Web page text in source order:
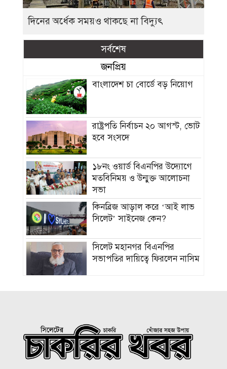
দিনের অর্ধেক সময়ও থাকছে না বিদ্যুৎ
সর্বশেষ
জনপ্রিয়
বাংলাদেশ চা বোর্ডে বড় নিয়োগ
রাষ্ট্রপতি নির্বাচন ২০ আগস্ট, ভোট
হবে সংসদে
১৮নং ওয়ার্ড বিএনপির উদ্যোগে
মতবিনিময় ও উন্মুক্ত আলোচনা
সভা
কিনব্রিজ আড়াল করে ‘আই লাভ
সিলেট’ সাইনেজ কেন?
সিলেট মহানগর বিএনপির
সভাপতির দায়িত্বে ফিরলেন নাসিম
আইসিইউতে হাতকড়া পরে
ভাইরাল হওয়া আ’লীগ নেতার
মৃত্যু